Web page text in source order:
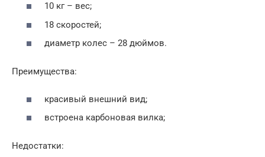
10 кг – вес;
18 скоростей;
диаметр колес – 28 дюймов.
Преимущества:
красивый внешний вид;
встроена карбоновая вилка;
Недостатки: